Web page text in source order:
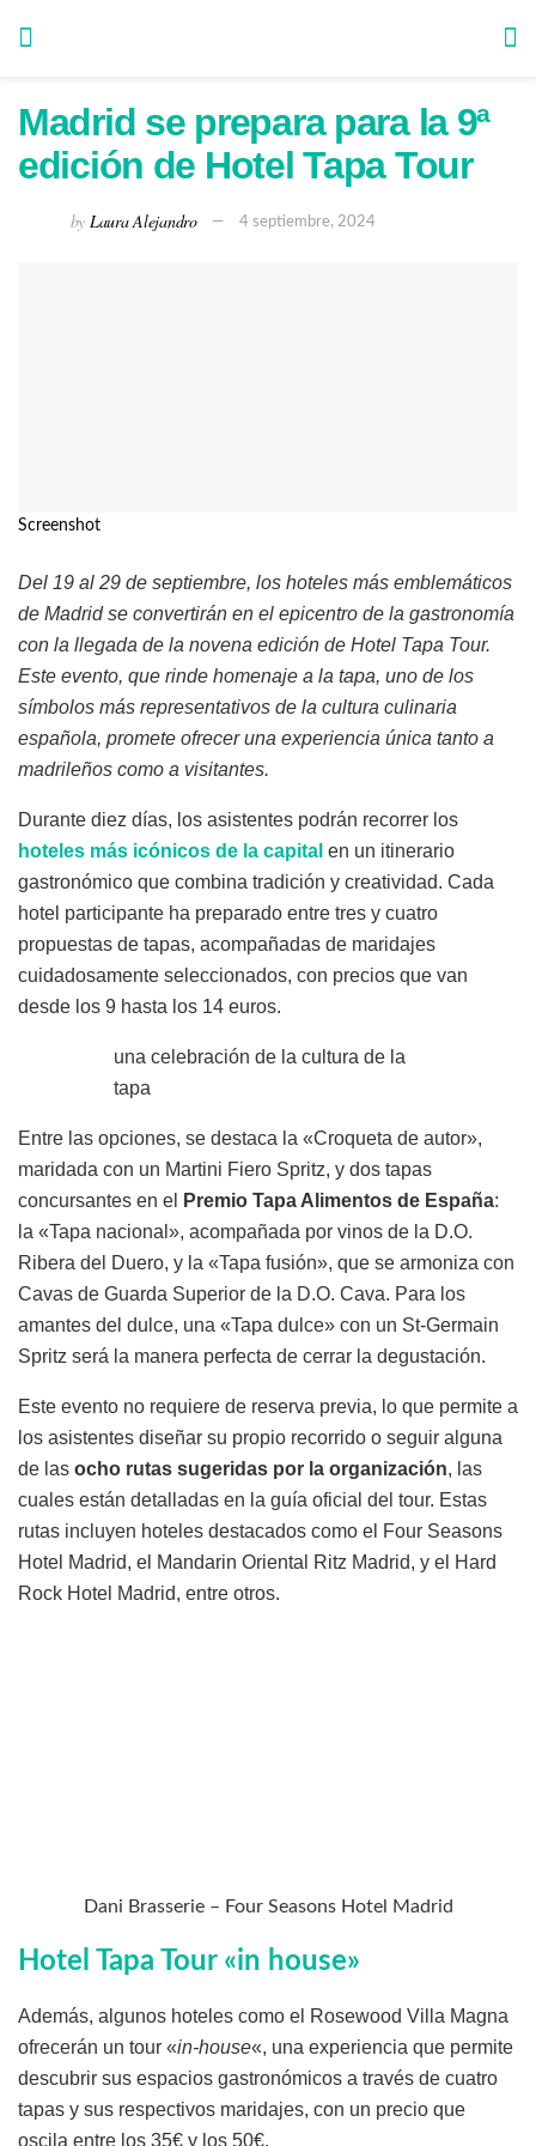
Madrid se prepara para la 9ª
edición de Hotel Tapa Tour
by Laura Alejandro 4 septiembre, 2024
Screenshot
Del 19 al 29 de septiembre, los hoteles más emblemáticos
de Madrid se convertirán en el epicentro de la gastronomía
con la llegada de la novena edición de Hotel Tapa Tour.
Este evento, que rinde homenaje a la tapa, uno de los
símbolos más representativos de la cultura culinaria
española, promete ofrecer una experiencia única tanto a
madrileños como a visitantes.
Durante diez días, los asistentes podrán recorrer los
hoteles más icónicos de la capital en un itinerario
gastronómico que combina tradición y creatividad. Cada
hotel participante ha preparado entre tres y cuatro
propuestas de tapas, acompañadas de maridajes
cuidadosamente seleccionados, con precios que van
desde los 9 hasta los 14 euros.
una celebración de la cultura de la
tapa
Entre las opciones, se destaca la «Croqueta de autor»,
maridada con un Martini Fiero Spritz, y dos tapas
concursantes en el
Premio Tapa Alimentos de España:
la «Tapa nacional», acompañada por vinos de la D.O.
Ribera del Duero, y la «Tapa fusión», que se armoniza con
Cavas de Guarda Superior de la D.O. Cava. Para los
amantes del dulce, una «Tapa dulce» con un St-Germain
Spritz será la manera perfecta de cerrar la degustación.
Este evento no requiere de reserva previa, lo que permite a
los asistentes diseñar su propio recorrido o seguir alguna
de las ocho rutas sugeridas por la organización, las
cuales están detalladas en la guía oficial del tour. Estas
rutas incluyen hoteles destacados como el Four Seasons
Hotel Madrid, el Mandarin Oriental Ritz Madrid, y el Hard
Rock Hotel Madrid, entre otros.
Dani Brasserie – Four Seasons Hotel Madrid
Hotel Tapa Tour «in house»
Además, algunos hoteles como el Rosewood Villa Magna
ofrecerán un tour «in-house«, una experiencia que permite
descubrir sus espacios gastronómicos a través de cuatro
tapas y sus respectivos maridajes, con un precio que
oscila entre los 35€ y los 50€.